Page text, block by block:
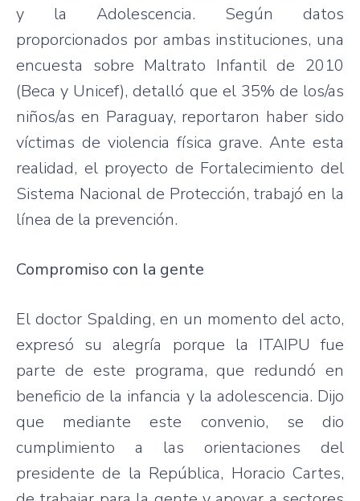
y la Adolescencia. Según datos
proporcionados por ambas instituciones, una
encuesta sobre Maltrato Infantil de 2010
(Beca y Unicef), detalló que el 35% de los/as
niños/as en Paraguay, reportaron haber sido
víctimas de violencia física grave. Ante esta
realidad, el proyecto de Fortalecimiento del
Sistema Nacional de Protección, trabajó en la
línea de la prevención.
Compromiso con la gente
El doctor Spalding, en un momento del acto,
expresó su alegría porque la ITAIPU fue
parte de este programa, que redundó en
beneficio de la infancia y la adolescencia. Dijo
que mediante este convenio, se dio
cumplimiento a las orientaciones del
presidente de la República, Horacio Cartes,